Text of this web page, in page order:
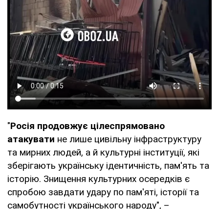
"Росія продовжує цілеспрямовано
атакувати не лише цивільну інфраструктуру
та мирних людей, а й культурні інституції, які
зберігають українську ідентичність, пам'ять та
історію. Знищення культурних осередків є
спробою завдати удару по пам'яті, історії та
самобутності українського народу", –